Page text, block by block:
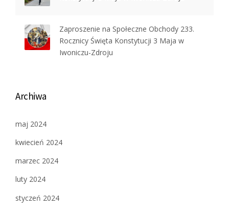
Zaproszenie na Społeczne Obchody 233.
Rocznicy Święta Konstytucji 3 Maja w
Iwoniczu-Zdroju
Archiwa
maj 2024
kwiecień 2024
marzec 2024
luty 2024
styczeń 2024